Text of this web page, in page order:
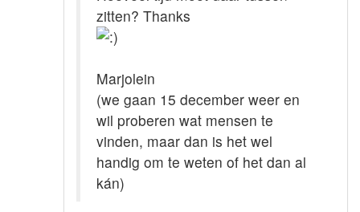
zitten? Thanks
Marjolein
(we gaan 15 december weer en
wil proberen wat mensen te
vinden, maar dan is het wel
handig om te weten of het dan al
kán)